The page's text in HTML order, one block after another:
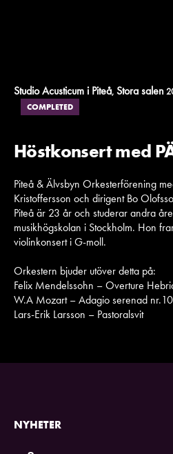
Studio Acusticum i Piteå, Stora salen
COMPLETED
Höstkonsert med
Piteå & Älvsbyn Orkesterförening
Kristoffersson och dirigent Bo
Piteå är 23 år och studerar andra
musikhögskolan i Stockholm. Hon
violinkonsert i G-moll.
Orkestern bjuder utöver detta på:
Felix Mendelssohn – Overture
W.A Mozart – Adagio serenad
Lars-Erik Larsson – Pastoralsvit
NYHETER